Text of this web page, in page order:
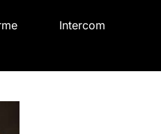
Intercom
e